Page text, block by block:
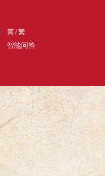
简/繁
智能问答